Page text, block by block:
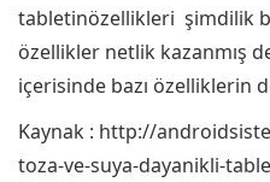
tabletinözellikleri şimdilik
özellikler netlik kazanmış
içerisinde bazı özelliklerin
Kaynak : http://
toza-ve-suya-dayanikli-